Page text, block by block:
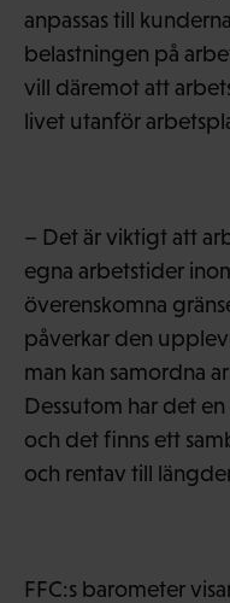
anpassas till
belastningen på
vill däremot att
livet utanför
– Det är viktigt att
egna arbetstider
överenskomna
påverkar den
man kan samordna
Dessutom har det
och det finns ett
och rentav till
FFC:s barometer